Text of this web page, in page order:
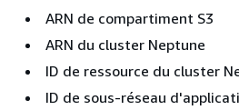
ARN de compartiment S3
ARN du cluster Neptune
ID de ressource du cluster
ID de sous-réseau